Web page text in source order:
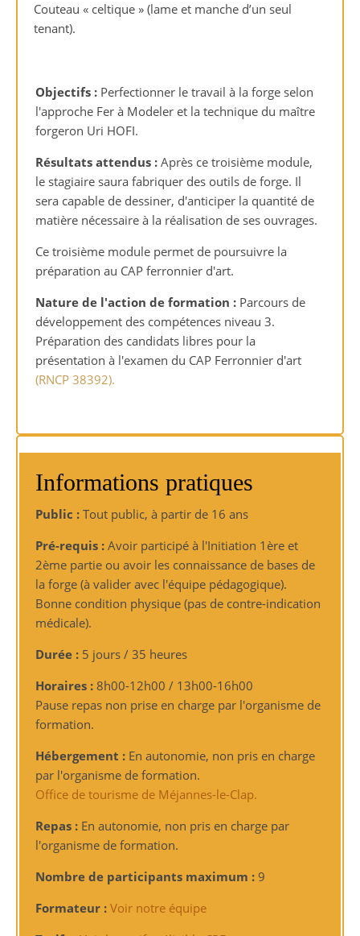
Couteau « celtique » (lame et manche d’un seul
tenant).
Objectifs : Perfectionner le travail à la forge selon
l'approche Fer à Modeler et la technique du maître
forgeron Uri HOFI.
Résultats attendus : Après ce troisième module,
le stagiaire saura fabriquer des outils de forge. Il
sera capable de dessiner, d'anticiper la quantité de
matière nécessaire à la réalisation de ses ouvrages.
Ce troisième module permet de poursuivre la
préparation au CAP ferronnier d'art.
Nature de l'action de formation : Parcours de
développement des compétences niveau 3.
Préparation des candidats libres pour la
présentation à l'examen du CAP Ferronnier d'art
(RNCP 38392).
Informations pratiques
Public : Tout public, à partir de 16 ans
Pré-requis : Avoir participé à l'Initiation 1ère et
2ème partie ou avoir les connaissance de bases de
la forge (à valider avec l'équipe pédagogique).
Bonne condition physique (pas de contre-indication
médicale).
Durée : 5 jours / 35 heures
Horaires : 8h00-12h00 / 13h00-16h00
Pause repas non prise en charge par l'organisme de
formation.
Hébergement : En autonomie, non pris en charge
par l'organisme de formation.
Office de tourisme de Méjannes-le-Clap.
Repas : En autonomie, non pris en charge par
l'organisme de formation.
Nombre de participants maximum : 9
Formateur : Voir notre équipe